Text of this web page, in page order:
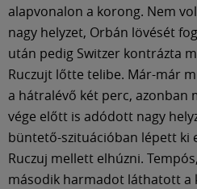
alapvonalon a korong. Nem
nagy helyzet, Orbán lövését
után pedig Switzer kontrázta
Ruczujt lőtte telibe. Már-már
a hátralévő két perc, azonban
vége előtt is adódott nagy
büntető-szituációban lépett ki
Ruczuj mellett elhúzni.
második harmadot láthatott a